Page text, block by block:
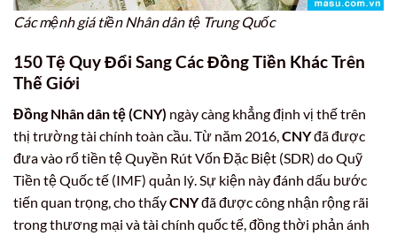
Các mệnh giá tiền Nhân dân tệ Trung Quốc
150 Tệ Quy Đổi Sang Các Đồng Tiền Khác Trên
Thế Giới
Đồng Nhân dân tệ (CNY) ngày càng khẳng định vị thế trên
thị trường tài chính toàn cầu. Từ năm 2016,CNYđã được
đưa vào rổ tiền tệ Quyền Rút Vốn Đặc Biệt (SDR) do Quỹ
Tiền tệ Quốc tế (IMF) quản lý. Sự kiện này đánh dấu bước
tiến quan trọng, cho thấyCNYđã được công nhận rộng rãi
trong thương mại và tài chính quốc tế, đồng thời phản ánh